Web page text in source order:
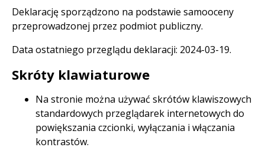
Deklarację sporządzono na podstawie samooceny
przeprowadzonej przez podmiot publiczny.
Data ostatniego przeglądu deklaracji: 2024-03-19.
Skróty klawiaturowe
Na stronie można używać skrótów klawiszowych
standardowych przeglądarek internetowych do
powiększania czcionki, wyłączania i włączania
kontrastów.